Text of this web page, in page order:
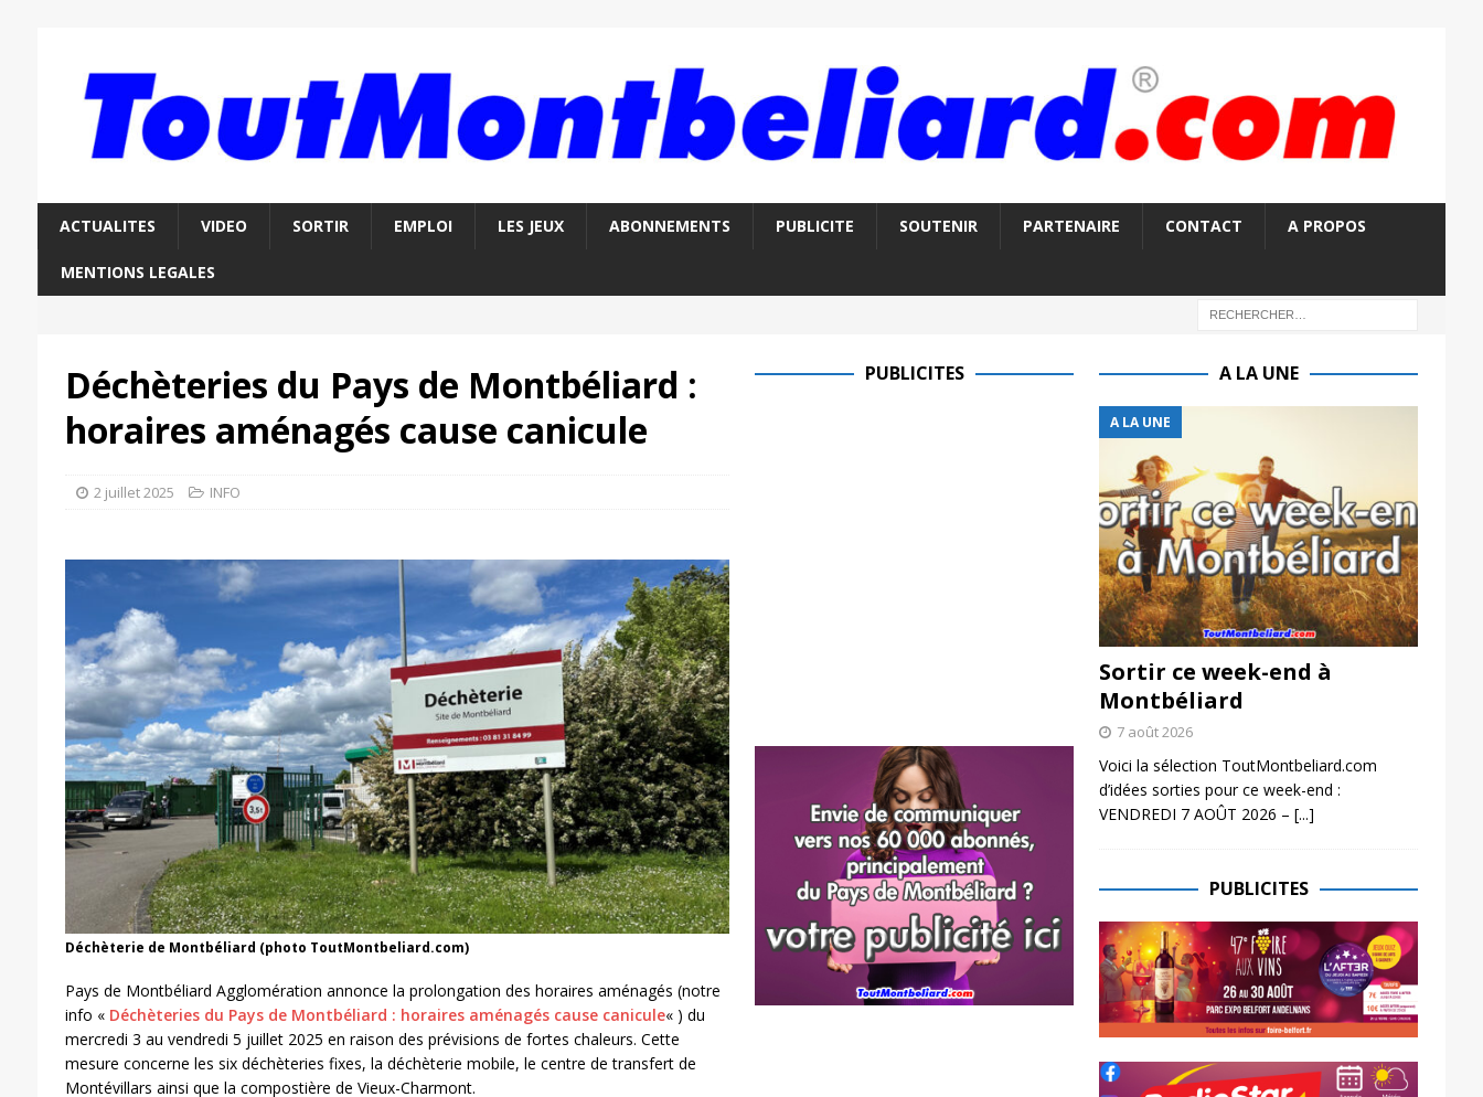
ACTUALITES VIDEO SORTIR EMPLOI LES JEUX ABONNEMENTS PUBLICITE SOUTENIR PARTENAIRE CONTACT A PROPOS
MENTIONS LEGALES
Déchèteries du Pays de Montbéliard :
horaires aménagés cause canicule
2 juillet 2025 INFO
Déchèterie de Montbéliard (photo ToutMontbeliard.com)
Pays de Montbéliard Agglomération annonce la prolongation des horaires aménagés (notre
info « Déchèteries du Pays de Montbéliard : horaires aménagés cause canicule« ) du
mercredi 3 au vendredi 5 juillet 2025 en raison des prévisions de fortes chaleurs. Cette
mesure concerne les six déchèteries fixes, la déchèterie mobile, le centre de transfert de
Montévillars ainsi que la compostière de Vieux-Charmont.
PUBLICITES A LA UNE
A LA UNE
Sortir ce week-end à
Montbéliard
7 août 2026
Voici la sélection ToutMontbeliard.com
d’idées sorties pour ce week-end :
VENDREDI 7 AOÛT 2026 – [...]
PUBLICITES